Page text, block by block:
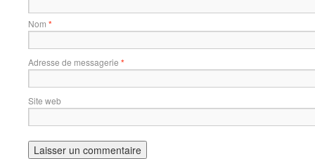
Nom *
Adresse de messagerie *
Site web